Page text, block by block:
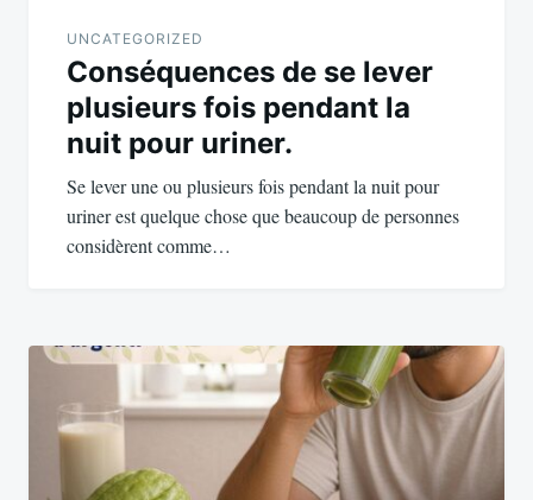
UNCATEGORIZED
Conséquences de se lever
plusieurs fois pendant la
nuit pour uriner.
Se lever une ou plusieurs fois pendant la nuit pour
uriner est quelque chose que beaucoup de personnes
considèrent comme…